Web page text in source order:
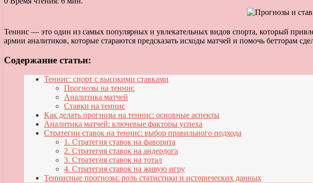
Теннис — это один из самых популярных и увлекательных видов спорта, который
армии аналитиков, которые стараются предсказать исходы матчей и помочь бетторам
Содержание статьи:
Теннис: спорт с высокими ставками
Прогнозы на теннис
Аналитика матчей
Ставки на теннис
Как делать прогнозы на теннис: основные аспекты
Аналитика матчей: ключевые факторы успеха
Стратегии ставок на теннис: выбор правильного подхода
1. Стратегия ставок на фаворита
2. Стратегия ставок на андердога
3. Стратегия ставок на тотал
4. Стратегия ставок на живую игру
Теннисные прогнозы: роль статистики и исторических данных